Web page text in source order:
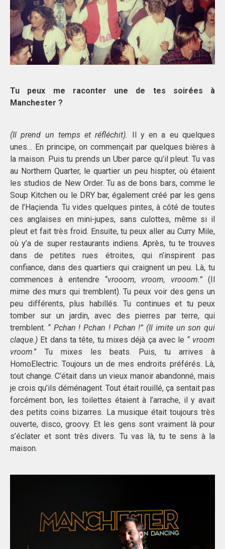
Tu peux me raconter une de tes soirées à
Manchester ?
(Il prend un temps et réfléchit).
Il y en a eu quelques
unes… En principe, on commençait par quelques bières à
la maison. Puis tu prends un Uber parce qu’il pleut. Tu vas
au Northern Quarter, le quartier un peu hispter, où étaient
les studios de New Order. Tu as de bons bars, comme le
Soup Kitchen ou le DRY bar, également créé par les gens
de l’Haçienda. Tu vides quelques pintes, à côté de toutes
ces anglaises en mini-jupes, sans culottes, même si il
pleut et fait très froid. Ensuite, tu peux aller au Curry Mile,
où y’a de super restaurants indiens. Après, tu te trouves
dans de petites rues étroites, qui n’inspirent pas
confiance, dans des quartiers qui craignent un peu. Là, tu
commences à entendre “vrooom, vroom, vrooom.” (Il
mime des murs qui tremblent). Tu peux voir des gens un
peu différents, plus habillés. Tu continues et tu peux
tomber sur un jardin, avec des pierres par terre, qui
tremblent. “ Pchan ! Pchan ! Pchan !” (Il imite un son qui
claque.) Et dans ta tête, tu mixes déjà ça avec le “ vroom
vroom.” Tu mixes les beats. Puis, tu arrives à
HomoElectric. Toujours un de mes endroits préférés. Là,
tout change. C’était dans un vieux manoir abandonné, mais
je crois qu’ils déménagent. Tout était rouillé, ça sentait pas
forcément bon, les toilettes étaient à l’arrache, il y avait
des petits coins bizarres. La musique était toujours très
ouverte, disco, groovy. Et les gens sont vraiment là pour
s’éclater et sont très divers. Tu vas là, tu te sens à la
maison.